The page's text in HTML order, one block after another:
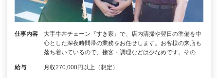
仕事内容
大手牛丼チェーン『すき家』で、店内清掃や翌日の準備を中
心とした深夜時間帯の業務をお任せします。お客様の来店も
落ち着いているので、接客・調理などは少なめです。その…
給与 月収270,000円以上（想定）